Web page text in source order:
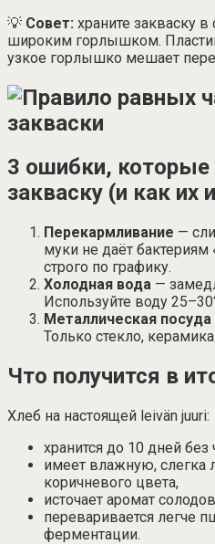
💡 Совет: храните закваску в
широким горлышком.
узкое горлышко мешает
3 ошибки, которые
закваску (и как их
Перекармливание —
муки не даёт бактериям
строго по графику.
Холодная вода —
Используйте воду
Металлическая посуда
Только стекло,
Что получится в
Хлеб на настоящей leivän juuri:
хранится до 10 дней без
имеет влажную, слегка
коричневого цвета,
источает аромат
переваривается легче
ферментации.